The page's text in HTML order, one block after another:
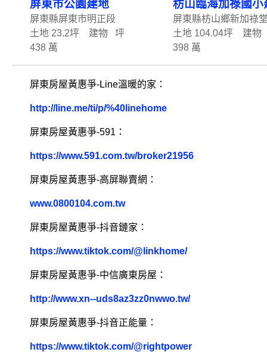
屏東市公園建地
屏東縣屏東市明正段
土地 23.2坪 建物 坪
438 萬
枋山臨海加祿國小
屏東縣枋山鄉新加祿
土地 104.04坪 建物
398 萬
屏東房屋黃惠爭-Line溫暖的家：
http://line.me/ti/p/%40linehome
屏東房屋黃惠爭-591：
https://www.591.com.tw/broker21956
屏東房屋黃惠爭-高屏聯賣網：
www.0800104.com.tw
屏東房屋黃惠爭-抖音鏈家：
https://www.tiktok.com/@linkhome/
屏東房屋黃惠爭-中信廣東房屋：
http://www.xn--uds8az3zz0nwwo.tw/
屏東房屋黃惠爭-抖音正能量：
https://www.tiktok.com/@rightpower